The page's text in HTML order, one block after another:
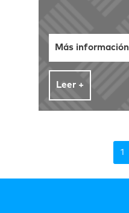
Más información
Leer +
1